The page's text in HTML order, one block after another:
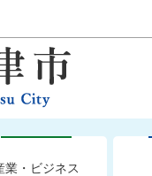
業・ビジネス